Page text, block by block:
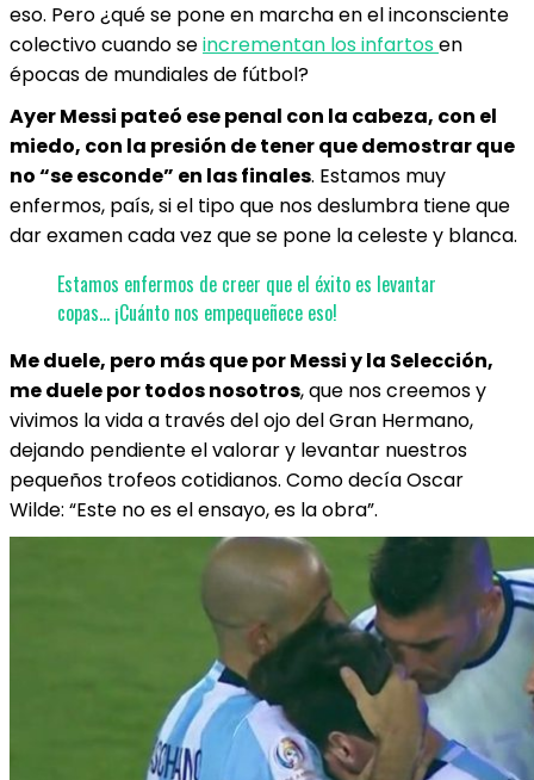
eso. Pero ¿qué se pone en marcha en el inconsciente
colectivo cuando seincrementan los infartosen
épocas de mundiales de fútbol?
Ayer Messi pateó ese penal con la cabeza, con el
miedo, con la presión de tener que demostrar que
no “se esconde” en las finales. Estamos muy
enfermos, país, si el tipo que nos deslumbra tiene que
dar examen cada vez que se pone la celeste y blanca.
Estamos enfermos de creer que el éxito es levantar
copas… ¡Cuánto nos empequeñece eso!
Me duele, pero más que por Messi y la Selección,
me duele por todos nosotros, que nos creemos y
vivimos la vida a través del ojo del Gran Hermano,
dejando pendiente el valorar y levantar nuestros
pequeños trofeos cotidianos. Como decía Oscar
Wilde: “Este no es el ensayo, es la obra”.